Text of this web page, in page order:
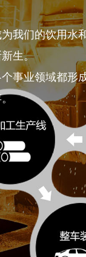
我们的饮用水
生。
事业领域都形